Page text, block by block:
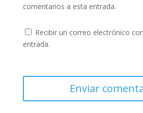
comentarios a esta entrada.
Recibir un correo electrónico
entrada.